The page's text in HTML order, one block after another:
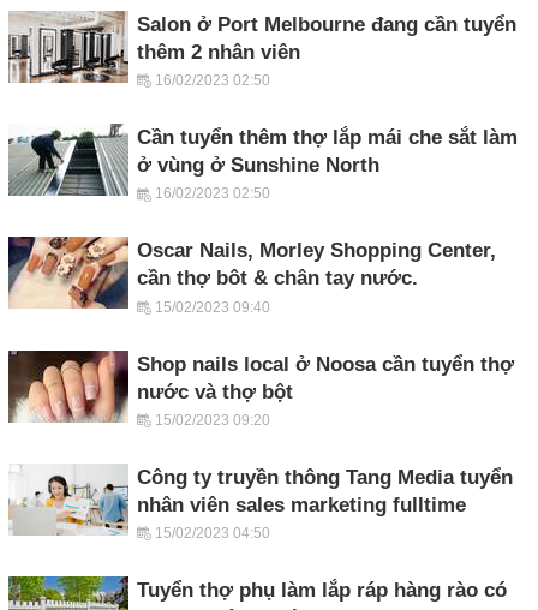
Salon ở Port Melbourne đang cần tuyển
thêm 2 nhân viên
16/02/2023 02:50
Cần tuyển thêm thợ lắp mái che sắt làm
ở vùng ở Sunshine North
16/02/2023 02:50
Oscar Nails, Morley Shopping Center,
cần thợ bôt & chân tay nước.
15/02/2023 09:40
Shop nails local ở Noosa cần tuyển thợ
nước và thợ bột
15/02/2023 09:20
Công ty truyền thông Tang Media tuyển
nhân viên sales marketing fulltime
15/02/2023 04:50
Tuyển thợ phụ làm lắp ráp hàng rào có